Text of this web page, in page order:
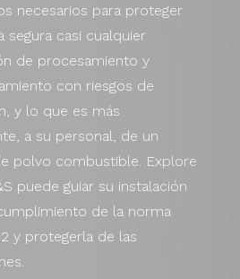
necesarios para proteger
segura casi cualquier
de procesamiento y
con riesgos de
y lo que es más
a su personal, de un
polvo combustible. Explore
puede guiar su instalación
de la norma
y protegerla de las